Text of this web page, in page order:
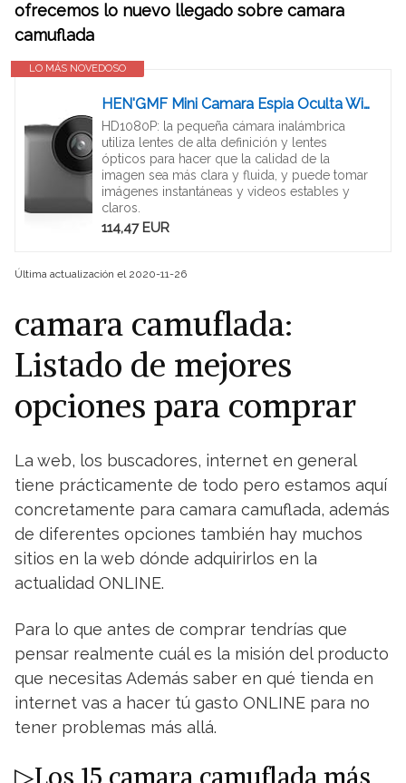
ofrecemos lo nuevo llegado sobre camara
camuflada
LO MÁS NOVEDOSO
HEN'GMF Mini Camara Espia Oculta WiFi, HD 1080P Camaras de Vigilancia, Sensor Movimiento, Visión Nocturna, Camara Seguridad Camufladas Inalambrica Micro Interior/Exterior.
HD1080P: la pequeña cámara inalámbrica
utiliza lentes de alta definición y lentes
ópticos para hacer que la calidad de la
imagen sea más clara y fluida, y puede tomar
imágenes instantáneas y videos estables y
claros.
114,47 EUR
Última actualización el 2020-11-26
camara camuflada:
Listado de mejores
opciones para comprar
La web, los buscadores, internet en general
tiene prácticamente de todo pero estamos aquí
concretamente para camara camuflada, además
de diferentes opciones también hay muchos
sitios en la web dónde adquirirlos en la
actualidad ONLINE.
Para lo que antes de comprar tendrías que
pensar realmente cuál es la misión del producto
que necesitas Además saber en qué tienda en
internet vas a hacer tú gasto ONLINE para no
tener problemas más allá.